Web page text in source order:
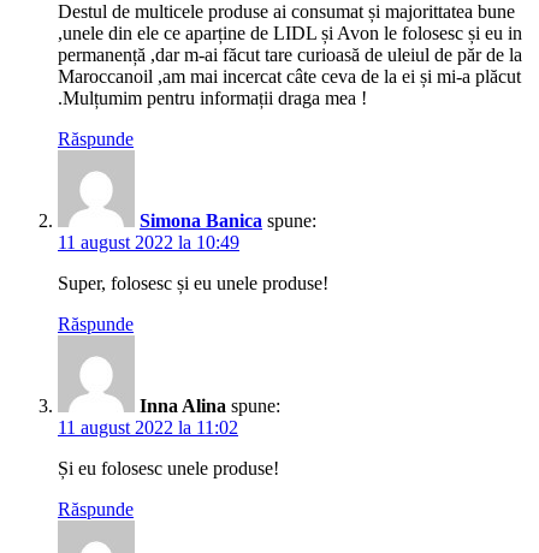
Destul de multicele produse ai consumat și majorittatea bune
,unele din ele ce aparține de LIDL și Avon le folosesc și eu in
permanență ,dar m-ai făcut tare curioasă de uleiul de păr de la
Maroccanoil ,am mai incercat câte ceva de la ei și mi-a plăcut
.Mulțumim pentru informații draga mea !
Răspunde
Simona Banica spune:
11 august 2022 la 10:49
Super, folosesc și eu unele produse!
Răspunde
Inna Alina spune:
11 august 2022 la 11:02
Și eu folosesc unele produse!
Răspunde